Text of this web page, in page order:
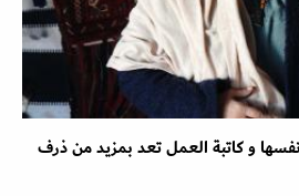
و كاتبة العمل تعد بمزيد من ذرف